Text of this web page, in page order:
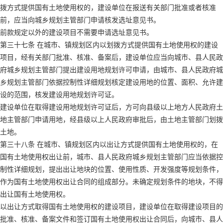
拨方式提供国有土地使用权的，建设单位在报送有关部门批准或者核准
前，应当向城乡规划主管部门申请核发选址意见书。
前款规定以外的建设项目不需要申请选址意见书。
第三十七条 在城市、镇规划区内以划拨方式提供国有土地使用权的建设
项目，经有关部门批准、核准、备案后，建设单位应当向城市、县人民政
府城乡规划主管部门提出建设用地规划许可申请，由城市、县人民政府城
乡规划主管部门依据控制性详细规划核定建设用地的位置、面积、允许建
设的范围，核发建设用地规划许可证。
建设单位在取得建设用地规划许可证后，方可向县级以上地方人民政府土
地主管部门申请用地，经县级以上人民政府审批后，由土地主管部门划拨
土地。
第三十八条 在城市、镇规划区内以出让方式提供国有土地使用权的，在
国有土地使用权出让前，城市、县人民政府城乡规划主管部门应当依据控
制性详细规划，提出出让地块的位置、使用性质、开发强度等规划条件，
作为国有土地使用权出让合同的组成部分。未确定规划条件的地块，不得
出让国有土地使用权。
以出让方式取得国有土地使用权的建设项目，建设单位在取得建设项目的
批准、核准、备案文件和签订国有土地使用权出让合同后，向城市、县人